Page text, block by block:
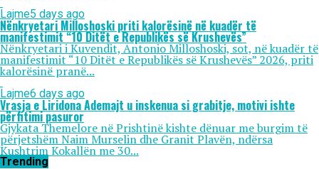
Lajme5 days ago
Nënkryetari Milloshoski priti kalorësinë në kuadër të
manifestimit “10 Ditët e Republikës së Krushevës”
Nënkryetari i Kuvendit, Antonio Milloshoski, sot, në kuadër të
manifestimit “10 Ditët e Republikës së Krushevës” 2026, priti
kalorësinë pranë...
Lajme6 days ago
Vrasja e Liridona Ademajt u inskenua si grabitje, motivi ishte
përfitimi pasuror
Gjykata Themelore në Prishtinë kishte dënuar me burgim të
përjetshëm Naim Murselin dhe Granit Plavën, ndërsa
Kushtrim Kokallën me 30...
Trending